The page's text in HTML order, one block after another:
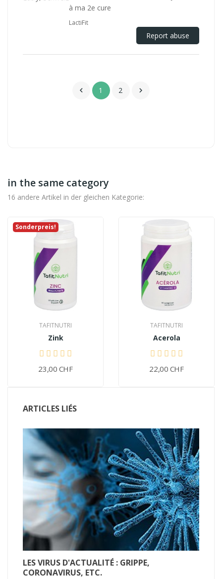
à ma 2e cure
LactiFit
Report abuse
 1 2 
in the same category
16 andere Artikel in der gleichen Kategorie:
Sonderpreis!
TAFITNUTRI
Zink
23,00 CHF
TAFITNUTRI
Acerola
22,00 CHF
ARTICLES LIÉS
LES VIRUS D'ACTUALITÉ : GRIPPE,
CORONAVIRUS, ETC.